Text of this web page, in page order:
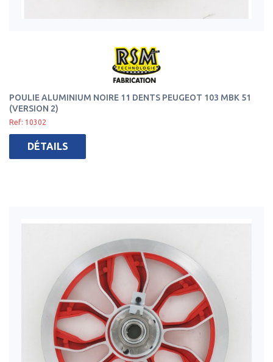
POULIE ALUMINIUM NOIRE 11 DENTS PEUGEOT 103 MBK 51
(VERSION 2)
Ref: 10302
DÉTAILS